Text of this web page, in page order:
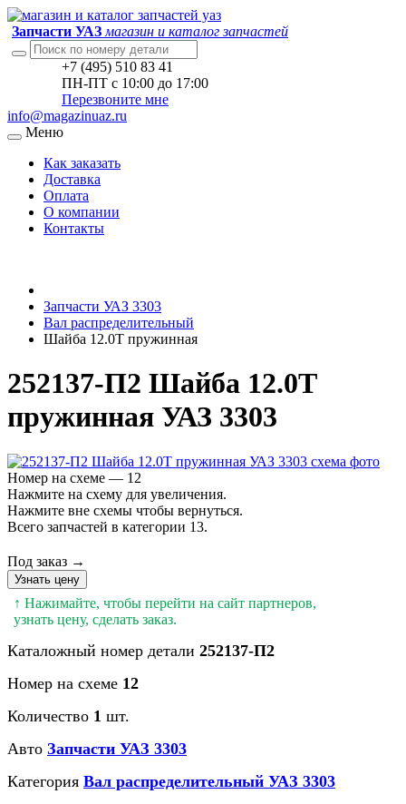
Запчасти УАЗ магазин и каталог запчастей
+7 (495) 510 83 41
ПН-ПТ с 10:00 до 17:00
Перезвоните мне
info@magazinuaz.ru
Меню
Как заказать
Доставка
Оплата
О компании
Контакты
Запчасти УАЗ 3303
Вал распределительный
Шайба 12.0Т пружинная
252137-П2 Шайба 12.0Т
пружинная УАЗ 3303
Номер на схеме — 12
Нажмите на схему для увеличения.
Нажмите вне схемы чтобы вернуться.
Всего запчастей в категории 13.
Под заказ →
Узнать цену
↑ Нажимайте, чтобы перейти на сайт партнеров,
узнать цену, сделать заказ.
Каталожный номер детали 252137-П2
Номер на схеме 12
Количество 1 шт.
Авто Запчасти УАЗ 3303
Категория Вал распределительный УАЗ 3303